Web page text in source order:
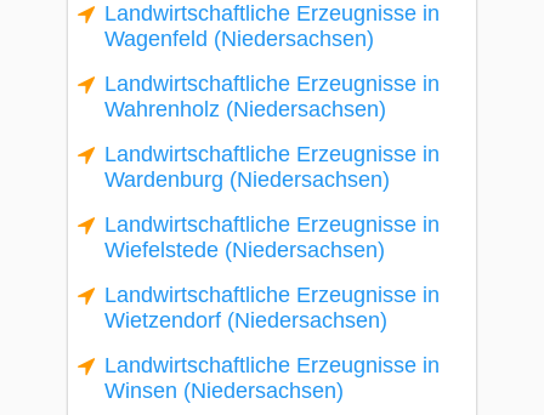
Landwirtschaftliche Erzeugnisse in
Wagenfeld (Niedersachsen)
Landwirtschaftliche Erzeugnisse in
Wahrenholz (Niedersachsen)
Landwirtschaftliche Erzeugnisse in
Wardenburg (Niedersachsen)
Landwirtschaftliche Erzeugnisse in
Wiefelstede (Niedersachsen)
Landwirtschaftliche Erzeugnisse in
Wietzendorf (Niedersachsen)
Landwirtschaftliche Erzeugnisse in
Winsen (Niedersachsen)